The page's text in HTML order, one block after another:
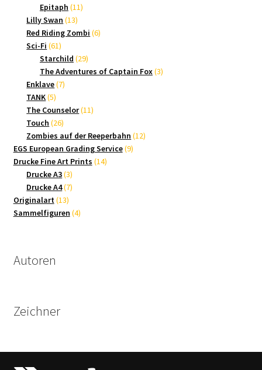
Produkte
Epitaph 1111
Lilly Swan 1313
Produkte
Red Riding Zombi 66
Sci-Fi 6161
Produkte
Starchild 2929
Produkte
The Adventures of Captain Fox 33
Enklave 77
TANK 55
Produkte
The Counselor 1111
Touch 2626
Produkte
Zombies auf der Reeperbahn 1212
EGS European Grading Service 99
Drucke Fine Art Prints 1414
Drucke A3 33
Produkte
Drucke A4 77
Originalart 1313
Produkte
Sammelfiguren 44
Autoren
Zeichner